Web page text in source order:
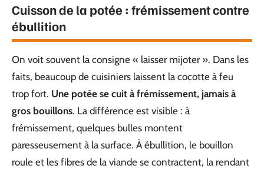
Cuisson de la potée : frémissement contre
ébullition
On voit souvent la consigne « laisser mijoter ». Dans les
faits, beaucoup de cuisiniers laissent la cocotte à feu
trop fort. Une potée se cuit à frémissement, jamais à
gros bouillons. La différence est visible : à
frémissement, quelques bulles montent
paresseusement à la surface. À ébullition, le bouillon
roule et les fibres de la viande se contractent, la rendant